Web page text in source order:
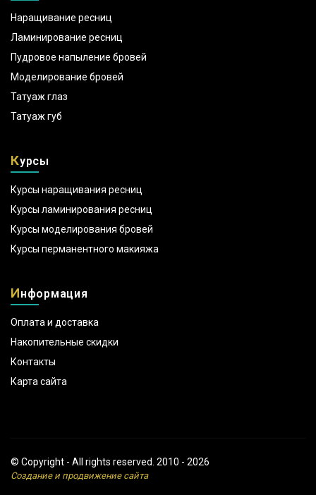
Наращивание ресниц
Ламинирование ресниц
Пудровое напыление бровей
Моделирование бровей
Татуаж глаз
Татуаж губ
Курсы
Курсы наращивания ресниц
Курсы ламинирования ресниц
Курсы моделирования бровей
Курсы перманентного макияжа
Информация
Оплата и доставка
Накопительные скидки
Контакты
Карта сайта
© Copyright - All rights reserved. 2010 - 2026
Создание и продвижение сайта